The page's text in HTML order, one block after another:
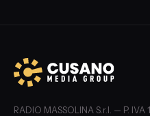
RADIO MASSOLINA S.r.l. — P. IVA